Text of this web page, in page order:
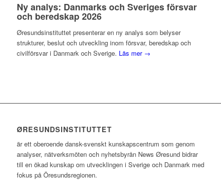
Ny analys: Danmarks och Sveriges försvar
och beredskap 2026
Øresundsinstituttet presenterar en ny analys som belyser
strukturer, beslut och utveckling inom försvar, beredskap och
civilförsvar i Danmark och Sverige. Läs mer →
ØRESUNDSINSTITUTTET
är ett oberoende dansk-svenskt kunskapscentrum som genom
analyser, nätverksmöten och nyhetsbyrån News Øresund bidrar
till en ökad kunskap om utvecklingen i Sverige och Danmark med
fokus på Öresundsregionen.